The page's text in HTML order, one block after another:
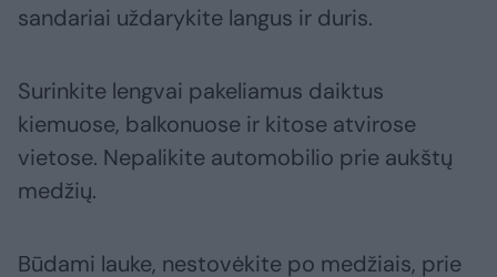
sandariai uždarykite langus ir duris.
Surinkite lengvai pakeliamus daiktus
kiemuose, balkonuose ir kitose atvirose
vietose. Nepalikite automobilio prie aukštų
medžių.
Būdami lauke, nestovėkite po medžiais, prie